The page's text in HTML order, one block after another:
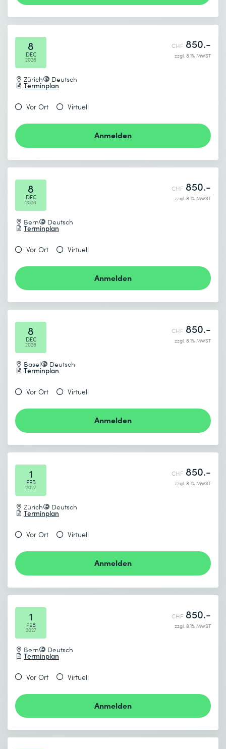
Absenden
8
DEC
2026
Zürich Deutsch
Terminplan
CHF 850.-
zzgl. 8.1% MWST
Vor Ort Virtuell
Anmelden
8
DEC
2026
Bern Deutsch
Terminplan
CHF 850.-
zzgl. 8.1% MWST
Vor Ort Virtuell
Anmelden
8
DEC
2026
Basel Deutsch
Terminplan
CHF 850.-
zzgl. 8.1% MWST
Vor Ort Virtuell
Anmelden
1
FEB
2027
Zürich Deutsch
Terminplan
CHF 850.-
zzgl. 8.1% MWST
Vor Ort Virtuell
Anmelden
1
FEB
2027
Bern Deutsch
Terminplan
CHF 850.-
zzgl. 8.1% MWST
Vor Ort Virtuell
Anmelden